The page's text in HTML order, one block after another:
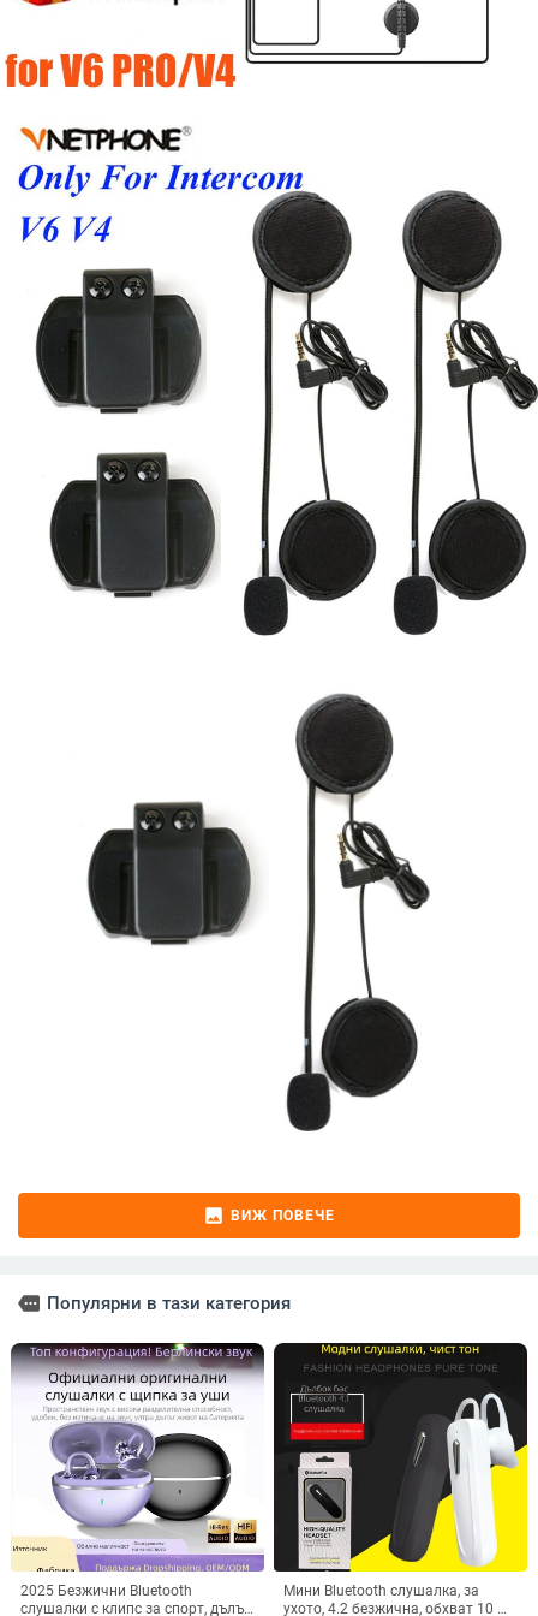
image ВИЖ ПОВЕЧЕ
more Популярни в тази категория
2025 Безжични Bluetooth
слушалки с клипс за спорт, дълъг
Мини Bluetooth слушалка, за
ухото, 4.2 безжична, обхват 10 м,